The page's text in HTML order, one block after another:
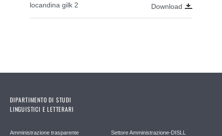
locandina gilk 2 Download
DIPARTIMENTO DI STUDI
LINGUISTICI E LETTERARI
Amministrazione trasparente Settore Amministrazione-DISLL